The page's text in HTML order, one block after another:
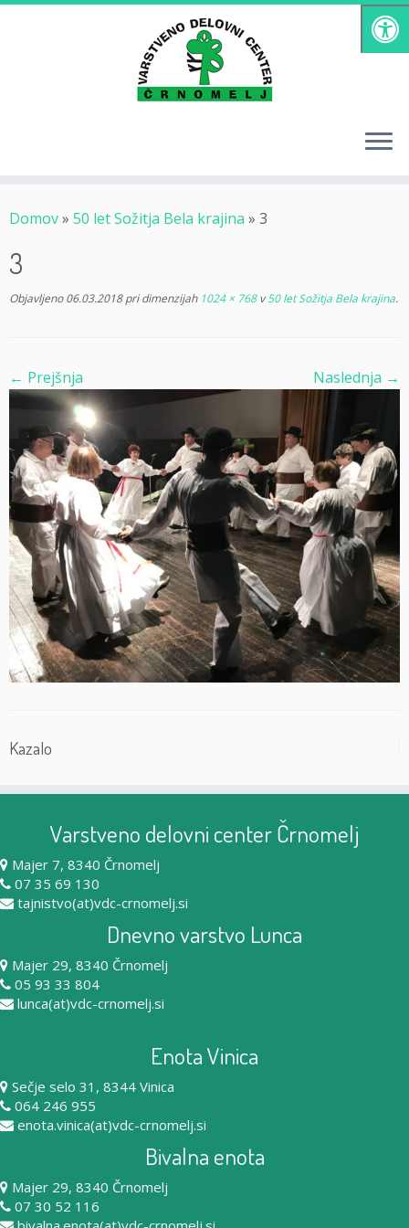
Skoči
Domov» 50 let Sožitja Bela krajina » 3
3
Objavljeno 06.03.2018pri dimenzijah1024 × 768v50 let Sožitja Bela krajina.
← Prejšnja Naslednja →
Kazalo
Varstveno delovni center Črnomelj
Majer 7, 8340 Črnomelj
07 35 69 130
tajnistvo(at)vdc-crnomelj.si
Dnevno varstvo Lunca
Majer 29, 8340 Črnomelj
05 93 33 804
lunca(at)vdc-crnomelj.si
Enota Vinica
Sečje selo 31, 8344 Vinica
064 246 955
enota.vinica(at)vdc-crnomelj.si
Bivalna enota
Majer 29, 8340 Črnomelj
07 30 52 116